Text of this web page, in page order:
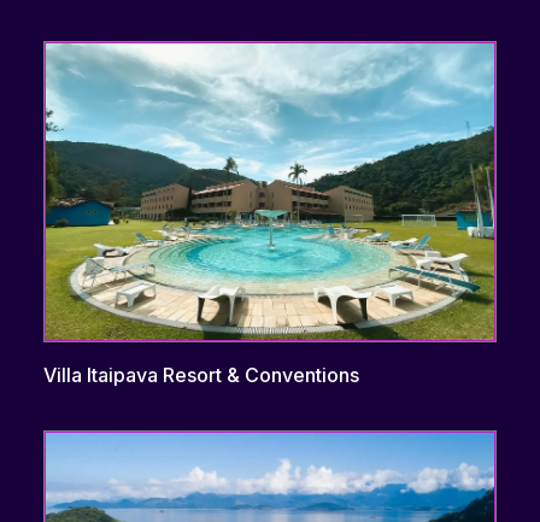
Villa Itaipava Resort & Conventions